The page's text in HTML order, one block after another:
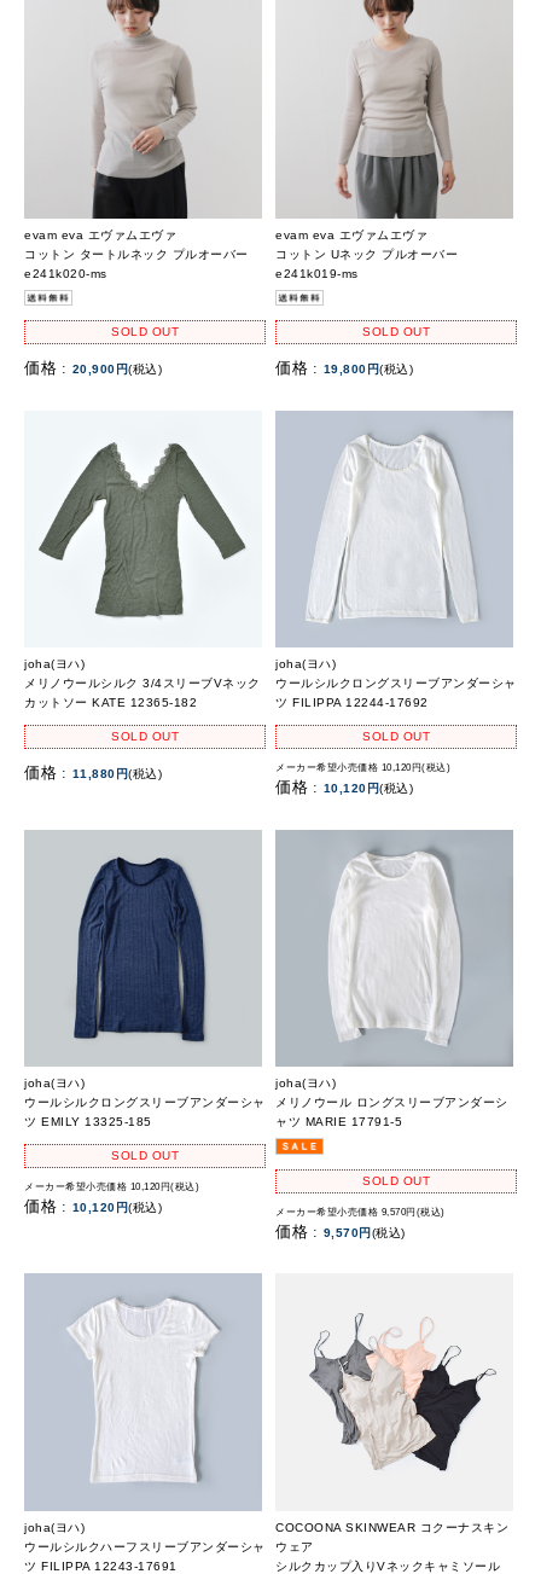
evam eva エヴァムエヴァ
コットン タートルネック プルオーバー
e241k020-ms
SOLD OUT
価格 : 20,900円(税込)
evam eva エヴァムエヴァ
コットン Uネック プルオーバー
e241k019-ms
SOLD OUT
価格 : 19,800円(税込)
joha(ヨハ)
メリノウールシルク 3/4スリーブVネック
カットソー KATE 12365-182
SOLD OUT
価格 : 11,880円(税込)
joha(ヨハ)
ウールシルクロングスリーブアンダーシャ
ツ FILIPPA 12244-17692
SOLD OUT
メーカー希望小売価格 10,120円(税込)
価格 : 10,120円(税込)
joha(ヨハ)
ウールシルクロングスリーブアンダーシャ
ツ EMILY 13325-185
SOLD OUT
メーカー希望小売価格 10,120円(税込)
価格 : 10,120円(税込)
joha(ヨハ)
メリノウール ロングスリーブアンダーシ
ャツ MARIE 17791-5
SOLD OUT
メーカー希望小売価格 9,570円(税込)
価格 : 9,570円(税込)
joha(ヨハ)
ウールシルクハーフスリーブアンダーシャ
ツ FILIPPA 12243-17691
COCOONA SKINWEAR コクーナスキン
ウェア
シルクカップ入りVネックキャミソール